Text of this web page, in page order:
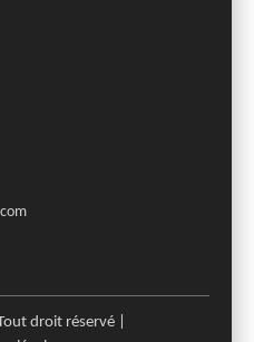
droit réservé |